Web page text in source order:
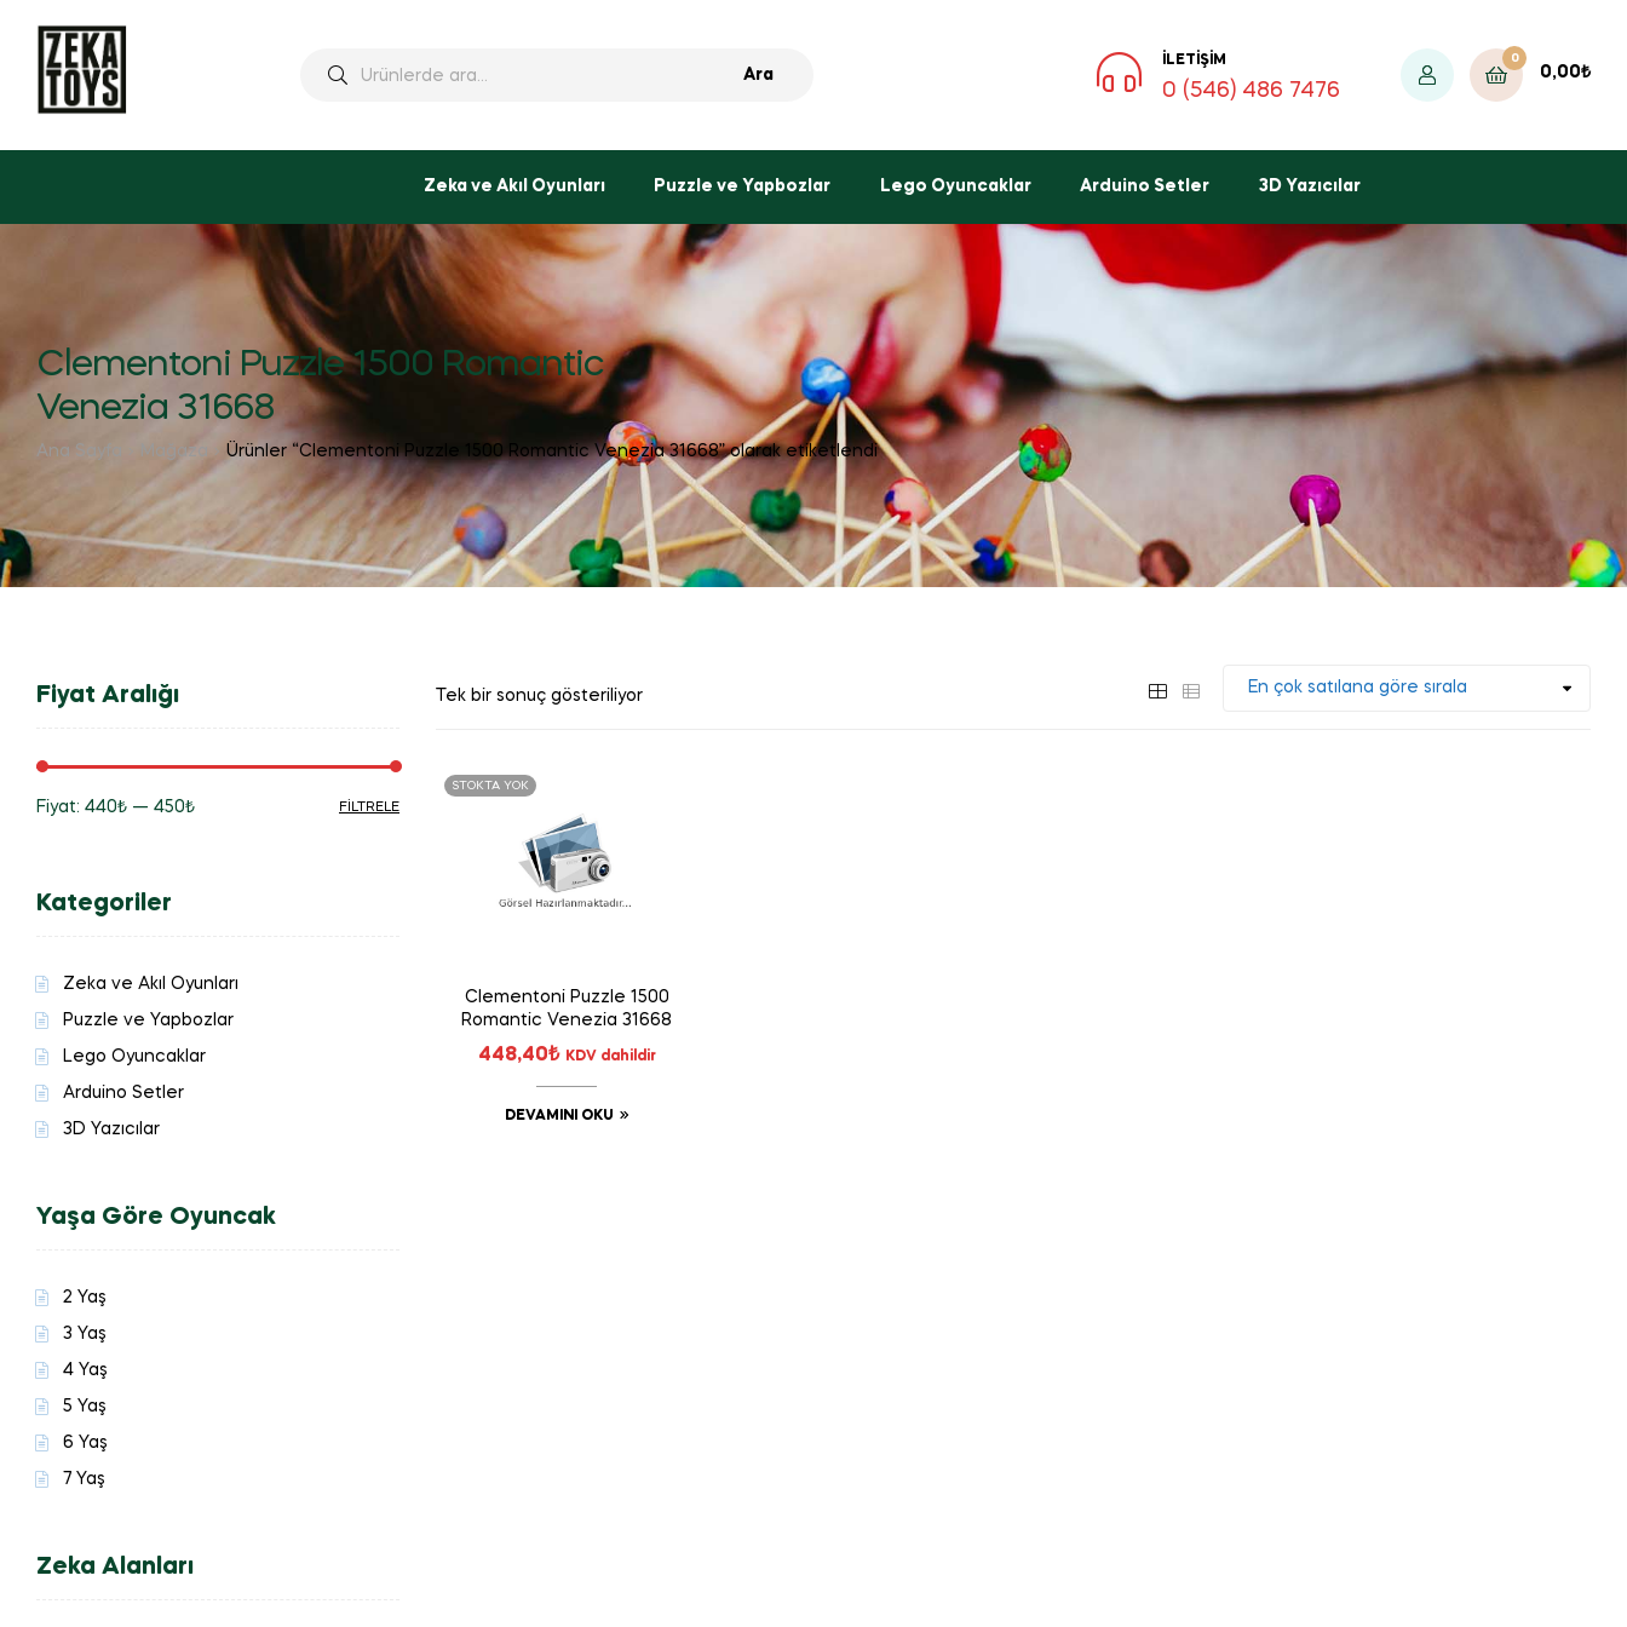
Ara
İLETIŞIM
0 (546) 486 7476
0
0,00₺
Zeka ve Akıl Oyunları Puzzle ve Yapbozlar Lego Oyuncaklar Arduino Setler 3D Yazıcılar
Clementoni Puzzle 1500 Romantic
Venezia 31668
Ana Sayfa Mağaza Ürünler “Clementoni Puzzle 1500 Romantic Venezia 31668” olarak etiketlendi
Tek bir sonuç gösteriliyor
STOKTA YOK
Clementoni Puzzle 1500
Romantic Venezia 31668
448,40₺ KDV dahildir
DEVAMINI OKU
Fiyat Aralığı
FILTRELE
Fiyat: 440₺ — 450₺
Kategoriler
Zeka ve Akıl Oyunları
Puzzle ve Yapbozlar
Lego Oyuncaklar
Arduino Setler
3D Yazıcılar
Yaşa Göre Oyuncak
2 Yaş
3 Yaş
4 Yaş
5 Yaş
6 Yaş
7 Yaş
Zeka Alanları